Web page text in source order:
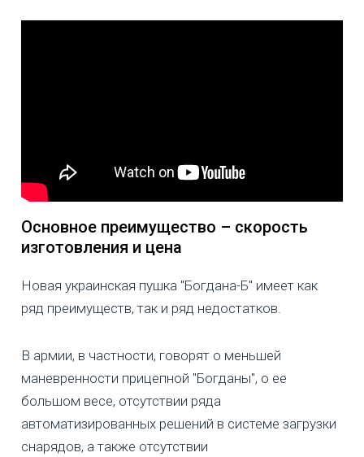
Основное преимущество – скорость
изготовления и цена
Новая украинская пушка "Богдана-Б" имеет как
ряд преимуществ, так и ряд недостатков.
В армии, в частности, говорят о меньшей
маневренности прицепной "Богданы", о ее
большом весе, отсутствии ряда
автоматизированных решений в системе загрузки
снарядов, а также отсутствии